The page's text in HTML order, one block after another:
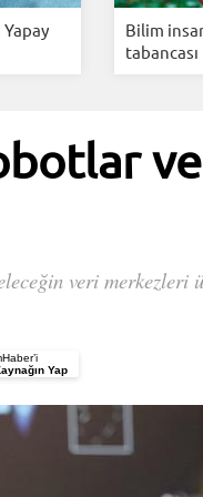
Yapay
Bilim
veri merkezleri
Yap